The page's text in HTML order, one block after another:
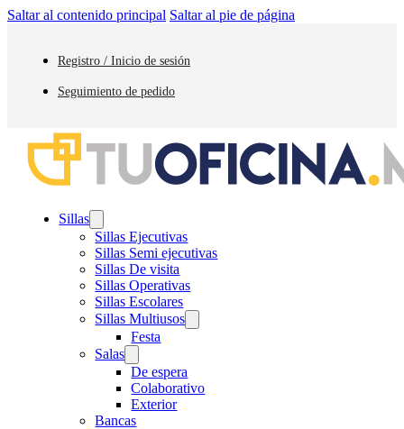
Saltar al contenido principal Saltar al pie de página
Registro / Inicio de sesión
Seguimiento de pedido
Sillas
Sillas Ejecutivas
Sillas Semi ejecutivas
Sillas De visita
Sillas Operativas
Sillas Escolares
Sillas Multiusos
Festa
Salas
De espera
Colaborativo
Exterior
Bancas